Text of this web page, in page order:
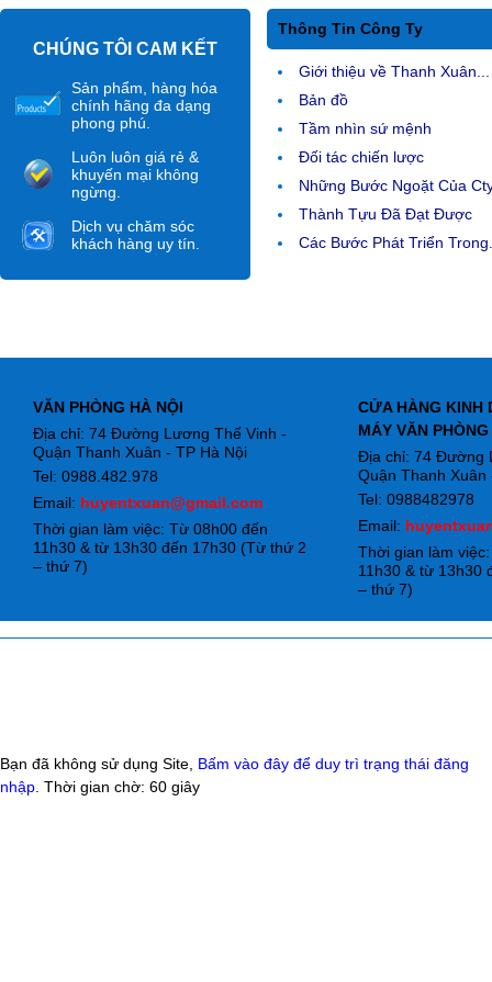
CHÚNG TÔI CAM KẾT
Sản phẩm, hàng hóa
chính hãng đa dạng
phong phú.
Luôn luôn giá rẻ &
khuyến mại không
ngừng.
Dịch vụ chăm sóc
khách hàng uy tín.
Thông Tin Công Ty
Giới thiệu về Thanh Xuân...
Bản đồ
Tầm nhìn sứ mệnh
Đối tác chiến lược
Những Bước Ngoặt Của
Thành Tựu Đã Đạt Được
Các Bước Phát Triển
VĂN PHÒNG HÀ NỘI
Địa chỉ: 74 Đường Lương Thế Vinh -
Quận Thanh Xuân - TP Hà Nội
Tel: 0988.482.978
Email: huyentxuan@gmail.com
Thời gian làm việc: Từ 08h00 đến
11h30 & từ 13h30 đến 17h30 (Từ thứ 2
– thứ 7)
CỬA HÀNG KINH
MÁY VĂN PHÒNG
Địa chỉ: 74 Đường
Quận Thanh Xuân
Tel: 0988482978
Email:
Thời gian làm
11h30 & từ 13h30
– thứ 7)
Bạn đã không sử dụng Site, Bấm vào đây để duy trì trạng thái đăng
nhập . Thời gian chờ: 60 giây